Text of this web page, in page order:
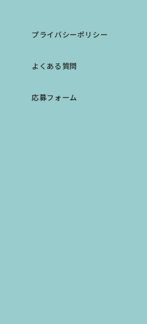
プライバシーポリシー
よくある質問
応募フォーム